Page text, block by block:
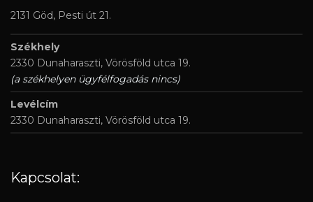
2131 Göd, Pesti út 21.
Székhely
2330 Dunaharaszti, Vörösföld utca 19.
(a székhelyen ügyfélfogadás nincs)
Levélcím
2330 Dunaharaszti, Vörösföld utca 19.
Kapcsolat: